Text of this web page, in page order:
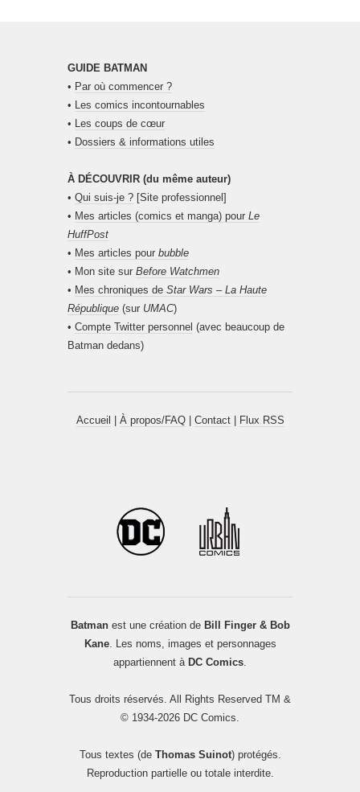
GUIDE BATMAN
• Par où commencer ?
• Les comics incontournables
• Les coups de cœur
• Dossiers & informations utiles
À DÉCOUVRIR (du même auteur)
• Qui suis-je ? [Site professionnel]
• Mes articles (comics et manga) pour Le
HuffPost
• Mes articles pour bubble
• Mon site sur Before Watchmen
• Mes chroniques de Star Wars – La Haute
République (sur UMAC)
• Compte Twitter personnel (avec beaucoup de
Batman dedans)
Accueil À propos/FAQ| Contact| Flux RSS
Batmanest une création de Bill Finger & Bob
Kane. Les noms, images et personnages
appartiennent à DC Comics.
Tous droits réservés. All Rights Reserved TM &
© 1934-2026 DC Comics.
Tous textes (de Thomas Suinot) protégés.
Reproduction partielle ou totale interdite.